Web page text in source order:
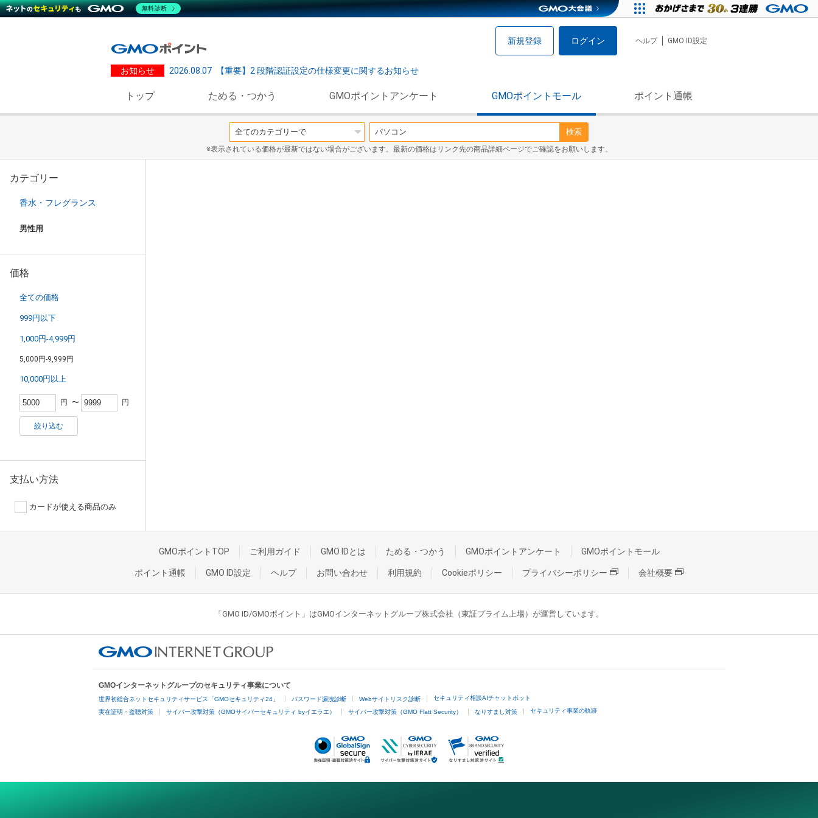
新規登録 ログイン ヘルプ GMO ID設定
お知らせ 2026.08.07 【重要】2 段階認証設定の仕様変更に関するお知らせ
トップ ためる・つかう GMOポイントアンケート GMOポイントモール ポイント通帳
検索
※表示されている価格が最新ではない場合がございます。最新の価格はリンク先の商品詳細ページでご確認をお願いします。
カテゴリー
香水・フレグランス
男性用
価格
全ての価格
999円以下
1,000円-4,999円
5,000円-9,999円
10,000円以上
円 〜 円
絞り込む
支払い方法
カードが使える商品のみ
GMOポイントTOP ご利用ガイド GMO IDとは ためる・つかう GMOポイントアンケート GMOポイントモール
ポイント通帳 GMO ID設定 ヘルプ お問い合わせ 利用規約 Cookieポリシー プライバシーポリシー 会社概要
「GMO ID/GMOポイント」はGMOインターネットグループ株式会社（東証プライム上場）が運営しています。
GMOインターネットグループのセキュリティ事業について
世界初総合ネットセキュリティサービス「GMOセキュリティ24」 パスワード漏洩診断 Webサイトリスク診断 セキュリティ相談AIチャットボット
実在証明・盗聴対策 サイバー攻撃対策（GMOサイバーセキュリティ byイエラエ） サイバー攻撃対策（GMO Flatt Security） なりすまし対策 セキュリティ事業の軌跡
無料診断